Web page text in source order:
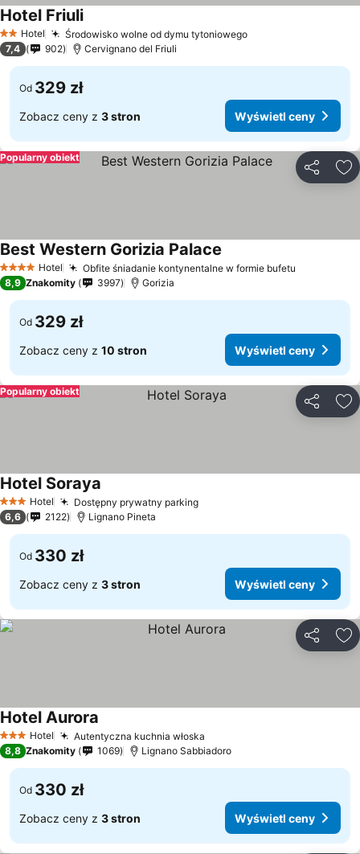
2 Kategoria
Hotel Środowisko wolne od dymu tytoniowego
Hotel Friuli
7,4 902 Cervignano del Friuli
Od 329 zł
Zobacz ceny z 3 stron Wyświetl ceny
Popularny obiekt
4 KategoriaHotel Obfite śniadanie kontynentalne w formie bufetu
Best Western Gorizia Palace
8,9 Znakomity 3997 Gorizia
Od 329 zł
Zobacz ceny z 10 stron Wyświetl ceny
Popularny obiekt
3 Kategoria
Hotel Dostępny prywatny parking
Hotel Soraya
6,6 2122 Lignano Pineta
Od 330 zł
Zobacz ceny z 3 stron Wyświetl ceny
3 Kategoria
Hotel Autentyczna kuchnia włoska
Hotel Aurora
8,8 Znakomity 1069 Lignano Sabbiadoro
Od 330 zł
Zobacz ceny z 3 stron Wyświetl ceny